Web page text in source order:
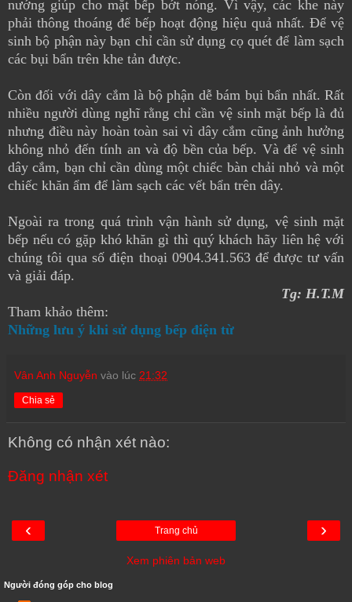
nướng giúp cho mặt bếp bớt nóng. Vì vậy, các khe này
phải thông thoáng để bếp hoạt động hiệu quả nhất. Để vệ
sinh bộ phận này bạn chỉ cần sử dụng cọ quét để làm sạch
các bụi bẩn trên khe tản được.
Còn đối với dây cắm là bộ phận dễ bám bụi bẩn nhất. Rất
nhiều người dùng nghĩ rằng chỉ cần vệ sinh mặt bếp là đủ
nhưng điều này hoàn toàn sai vì dây cắm cũng ảnh hưởng
không nhỏ đến tính an và độ bền của bếp. Và để vệ sinh
dây cắm, bạn chỉ cần dùng một chiếc bàn chải nhỏ và một
chiếc khăn ẩm để làm sạch các vết bẩn trên dây.
Ngoài ra trong quá trình vận hành sử dụng, vệ sinh mặt
bếp nếu có gặp khó khăn gì thì quý khách hãy liên hệ với
chúng tôi qua số điện thoại 0904.341.563 để được tư vấn
và giải đáp.
Tg: H.T.M
Tham khảo thêm:
Những lưu ý khi sử dụng bếp điện từ
Vân Anh Nguyễn vào lúc 21:32
Chia sẻ
Không có nhận xét nào:
Đăng nhận xét
‹ ›
Trang chủ
Xem phiên bản web
Người đóng góp cho blog